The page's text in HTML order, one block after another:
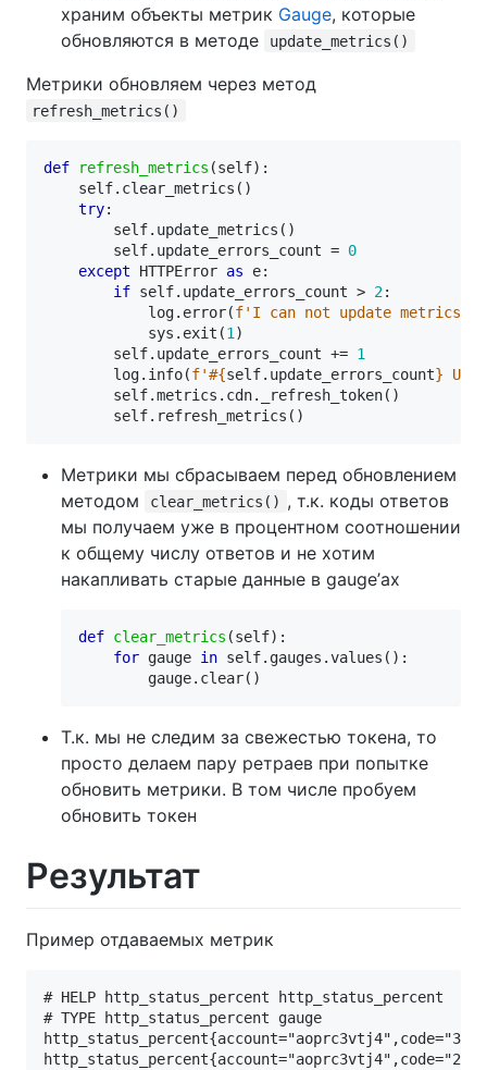
храним объекты метрик Gauge, которые
обновляются в методе
update_metrics()
Метрики обновляем через метод
refresh_metrics()
def refresh_metrics (self):
self. clear_metrics ()
try:
self. update_metrics ()
self. update_errors_count = 0
except
HTTPError as e:
if self. update_errors_count > 2:
log. error(f'I can not update metrics.
sys . exit (1 )
self. update_errors_count += 1
log. info(f'#{self. update_errors_count}
self.metrics . cdn. _refresh_token()
self. refresh_metrics ()
Метрики мы сбрасываем перед обновлением
методом
clear_metrics() , т.к. коды ответов
мы получаем уже в процентном соотношении
к общему числу ответов и не хотим
накапливать старые данные в gauge’ах
def clear_metrics (self):
for gauge in self. gauges .values ():
gauge. clear()
Т.к. мы не следим за свежестью токена, то
просто делаем пару ретраев при попытке
обновить метрики. В том числе пробуем
обновить токен
Результат
Пример отдаваемых метрик
# HELP http_status_percent http_status_percent
# TYPE http_status_percent gauge